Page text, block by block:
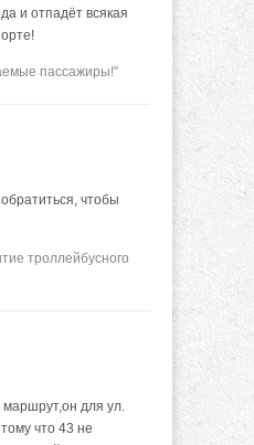
и отпадёт всякая
пассажиры!"
чтобы
троллейбусного
для ул.
что 43 не